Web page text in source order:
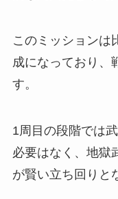
このミッションは
成になっており、
す。
1周目の段階では
必要はなく、地獄
が賢い立ち回りと